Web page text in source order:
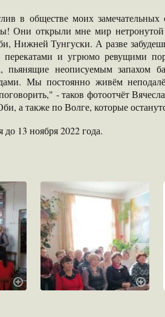
обществе моих замечательных
Они открыли мне мир нетронутой
Нижней Тунгуски. А разве
и угрюмо ревущими
пьянящие неописуемым запахом
Мы постоянно живём
- таков фотоотчёт
а также по Волге, которые
13 ноября 2022 года.